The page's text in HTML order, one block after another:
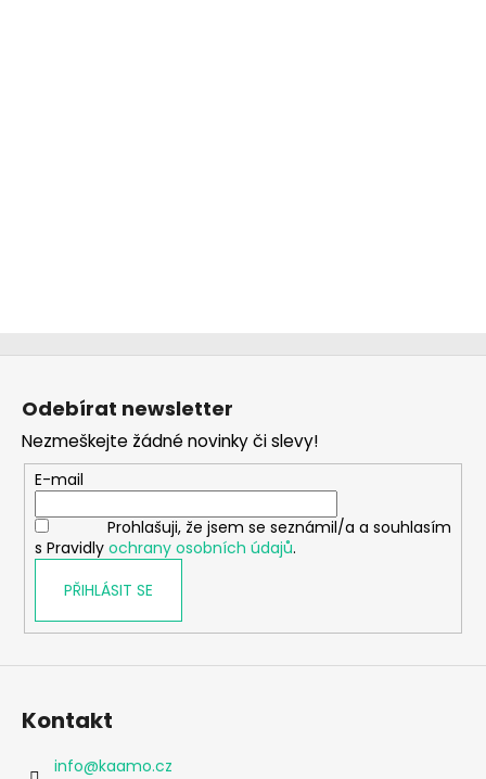
Z
Odebírat newsletter
Nezmeškejte žádné novinky či slevy!
E-mail
Prohlašuji, že jsem se seznámil/a a souhlasím
s Pravidly ochrany osobních údajů.
PŘIHLÁSIT SE
Kontakt
info@kaamo.cz